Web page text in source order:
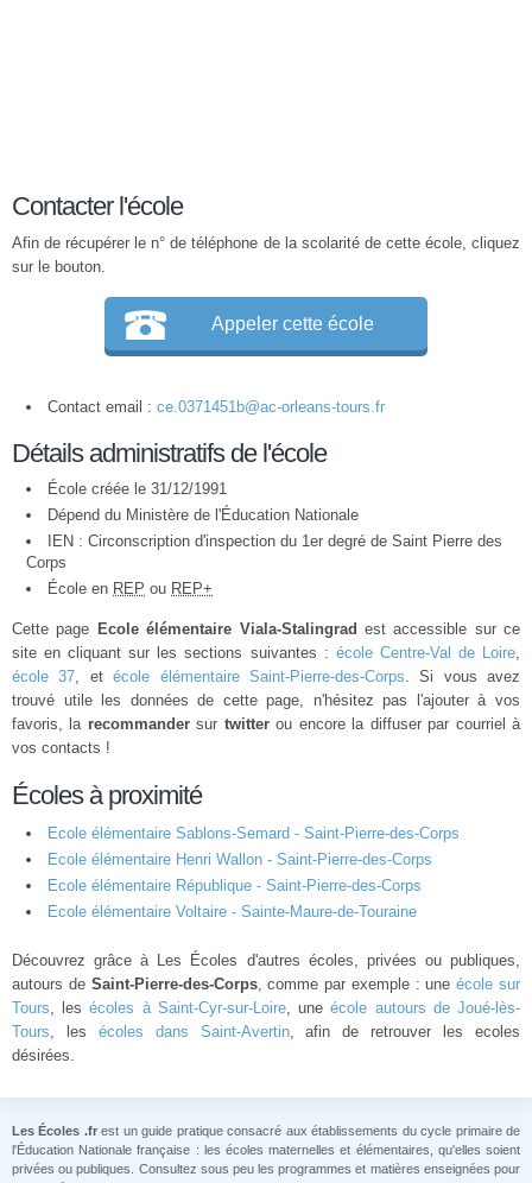
Contacter l'école
Afin de récupérer le n° de téléphone de la scolarité de cette école, cliquez
sur le bouton.
Appeler cette école
Contact email : ce.0371451b@ac-orleans-tours.fr
Détails administratifs de l'école
École créée le 31/12/1991
Dépend du Ministère de l'Éducation Nationale
IEN : Circonscription d'inspection du 1er degré de Saint Pierre des
Corps
École en REP ou REP+
Cette page Ecole élémentaire Viala-Stalingrad est accessible sur ce
site en cliquant sur les sections suivantes : école Centre-Val de Loire,
école 37, etécole élémentaire Saint-Pierre-des-Corps. Si vous avez
trouvé utile les données de cette page, n'hésitez pas l'ajouter à vos
favoris, la recommandersur twitterou encore la diffuser par courriel à
vos contacts !
Écoles à proximité
Ecole élémentaire Sablons-Semard - Saint-Pierre-des-Corps
Ecole élémentaire Henri Wallon - Saint-Pierre-des-Corps
Ecole élémentaire République - Saint-Pierre-des-Corps
Ecole élémentaire Voltaire - Sainte-Maure-de-Touraine
Découvrez grâce à Les Écoles d'autres écoles, privées ou publiques,
autours de Saint-Pierre-des-Corps, comme par exemple : uneécole sur
Tours, lesécoles à Saint-Cyr-sur-Loire, uneécole autours de Joué-lès-
Tours, les écoles dans Saint-Avertin, afin de retrouver les ecoles
désirées.
Les Écoles .frest un guide pratique consacré aux établissements du cycle primaire de
l'Éducation Nationale française : les écoles maternelles et élémentaires, qu'elles soient
privées ou publiques. Consultez sous peu les programmes et matières enseignées pour